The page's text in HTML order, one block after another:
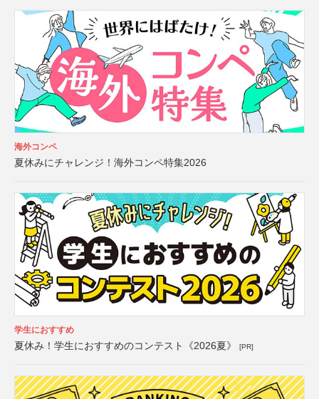
海外コンペ
夏休みにチャレンジ！海外コンペ特集2026
学生におすすめ
夏休み！学生におすすめのコンテスト《2026夏》 [PR]